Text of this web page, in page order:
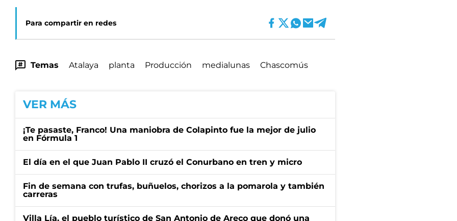
Para compartir en redes
Temas Atalaya planta Producción medialunas Chascomús
VER MÁS
¡Te pasaste, Franco! Una maniobra de Colapinto fue la mejor de julio
en Fórmula 1
El día en el que Juan Pablo II cruzó el Conurbano en tren y micro
Fin de semana con trufas, buñuelos, chorizos a la pomarola y también
carreras
Villa Lía, el pueblo turístico de San Antonio de Areco que donó una